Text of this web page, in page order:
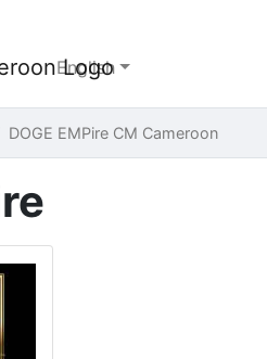
English
DOGE EMPire CM Cameroon